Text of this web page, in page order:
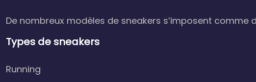
De nombreux modèles de sneakers s’imposent
Types de sneakers
Running